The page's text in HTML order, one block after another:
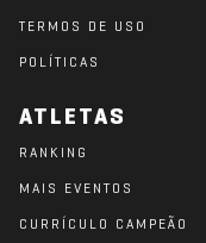
TERMOS DE USO
POLÍTICAS
ATLETAS
RANKING
MAIS EVENTOS
CURRÍCULO CAMPEÃO